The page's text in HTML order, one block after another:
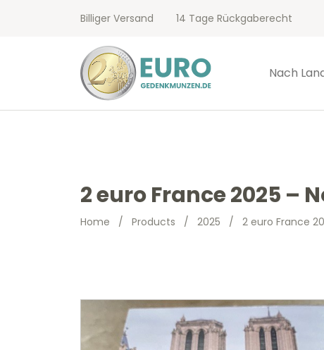
Billiger Versand 14 Tage Rückgaberecht
Nach
2 euro France 2025 –
Home / Products / 2025 / 2 euro France